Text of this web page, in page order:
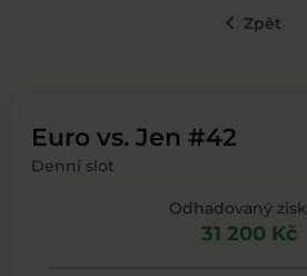
keyboard_arrow_left Zpět
Euro vs. Jen #42
Denní slot
Odhadovaný zisk
31 200 Kč